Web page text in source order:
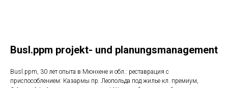
Busl.ppm projekt- und planungsmanagement
Busl.ppm, 30 лет опыта в Мюнхене и обл.: реставрация с
приспособлением: Казармы пр. Леопольда под жилье кл. премиум,